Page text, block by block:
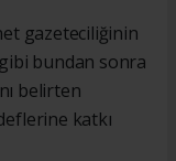
gazeteciliğinin
bundan sonra
belirten
katkı